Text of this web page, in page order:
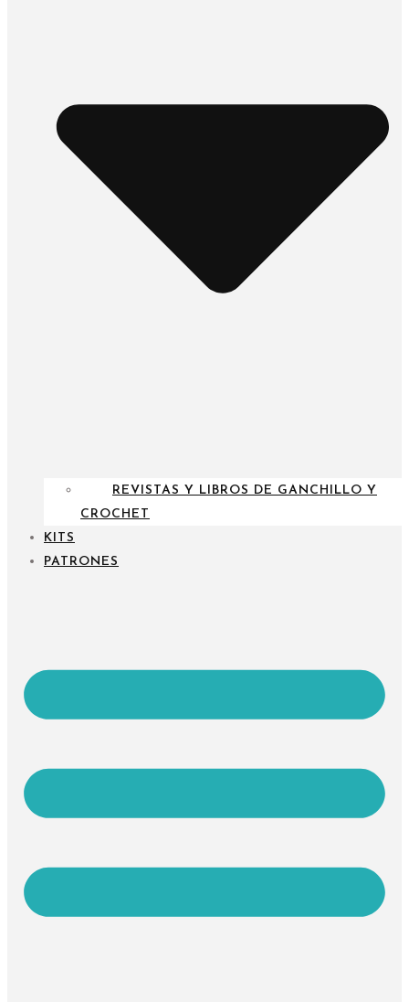
REVISTAS Y LIBROS DE GANCHILLO Y
CROCHET
KITS
PATRONES